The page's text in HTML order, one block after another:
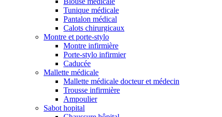
Tunique médicale
Pantalon médical
Calots chirurgicaux
Montre et porte-stylo
Montre infirmière
Porte-stylo infirmier
Caducée
Mallette médicale
Mallette médicale docteur et médecin
Trousse infirmière
Ampoulier
Sabot hopital